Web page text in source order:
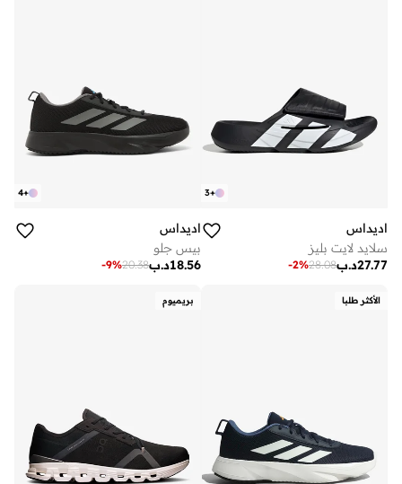
+
3
اديداس
سلايد لايت بليز
د.ب27.77
28.08
-2%
+
4
اديداس
بيس جلو
د.ب18.56
20.38
-9%
الأكثر طلبا بريميوم